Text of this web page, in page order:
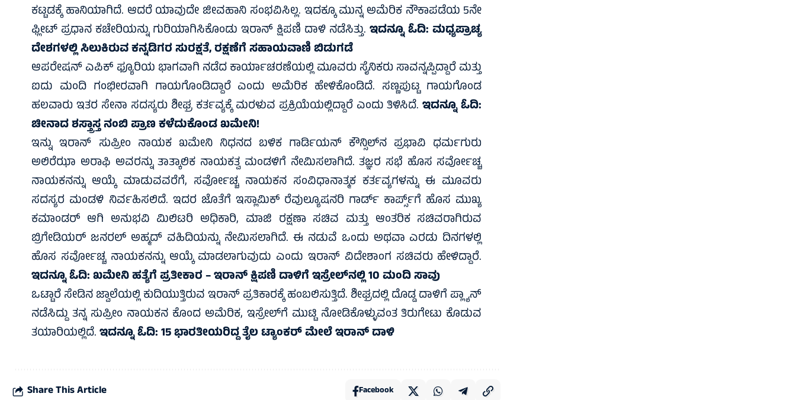
ಕಟ್ಟಡಕ್ಕೆ ಹಾನಿಯಾಗಿದೆ. ಆದರೆ ಯಾವುದೇ ಜೀವಹಾನಿ ಸಂಭವಿಸಿಲ್ಲ. ಇದಕ್ಕೂ ಮುನ್ನ ಅಮೆರಿಕ ನೌಕಾಪಡೆಯ 5ನೇ
ಫ್ಲೀಟ್ ಪ್ರಧಾನ ಕಚೇರಿಯನ್ನು ಗುರಿಯಾಗಿಸಿಕೊಂಡು ಇರಾನ್ ಕ್ಷಿಪಣಿ ದಾಳಿ ನಡೆಸಿತ್ತು.ಇದನ್ನೂ ಓದಿ:ಮಧ್ಯಪ್ರಾಚ್ಯ
ದೇಶಗಳಲ್ಲಿ ಸಿಲುಕಿರುವ ಕನ್ನಡಿಗರ ಸುರಕ್ಷತೆ, ರಕ್ಷಣೆಗೆ ಸಹಾಯವಾಣಿ ಬಿಡುಗಡೆ
ಆಪರೇಷನ್ ಎಪಿಕ್ ಫ್ಯೂರಿಯ ಭಾಗವಾಗಿ ನಡೆದ ಕಾರ್ಯಾಚರಣೆಯಲ್ಲಿ ಮೂವರು ಸೈನಿಕರು ಸಾವನ್ನಪ್ಪಿದ್ದಾರೆ ಮತ್ತು
ಐದು ಮಂದಿ ಗಂಭೀರವಾಗಿ ಗಾಯಗೊಂಡಿದ್ದಾರೆ ಎಂದು ಅಮೆರಿಕ ಹೇಳಿಕೊಂಡಿದೆ. ಸಣ್ಣಪುಟ್ಟ ಗಾಯಗೊಂಡ
ಹಲವಾರು ಇತರ ಸೇನಾ ಸದಸ್ಯರು ಶೀಘ್ರ ಕರ್ತವ್ಯಕ್ಕೆ ಮರಳುವ ಪ್ರಕ್ರಿಯೆಯಲ್ಲಿದ್ದಾರೆ ಎಂದು ತಿಳಿಸಿದೆ.ಇದನ್ನೂ ಓದಿ:
ಚೀನಾದ ಶಸ್ತ್ರಾಸ್ತ ನಂಬಿ ಪ್ರಾಣ ಕಳೆದುಕೊಂಡ ಖಮೇನಿ!
ಇನ್ನು ಇರಾನ್ ಸುಪ್ರೀಂ ನಾಯಕ ಖಮೇನಿ ನಿಧನದ ಬಳಿಕ ಗಾರ್ಡಿಯನ್ ಕೌನ್ಸಿಲ್‌ನ ಪ್ರಭಾವಿ ಧರ್ಮಗುರು
ಅಲಿರೆಝಾ ಅರಾಫಿ ಅವರನ್ನು ತಾತ್ಕಾಲಿಕ ನಾಯಕತ್ವ ಮಂಡಳಿಗೆ ನೇಮಿಸಲಾಗಿದೆ. ತಜ್ಞರ ಸಭೆ ಹೊಸ ಸರ್ವೋಚ್ಚ
ನಾಯಕನನ್ನು ಆಯ್ಕೆ ಮಾಡುವವರೆಗೆ, ಸರ್ವೋಚ್ಚ ನಾಯಕನ ಸಂವಿಧಾನಾತ್ಮಕ ಕರ್ತವ್ಯಗಳನ್ನು ಈ ಮೂವರು
ಸದಸ್ಯರ ಮಂಡಳಿ ನಿರ್ವಹಿಸಲಿದೆ. ಇದರ ಜೊತೆಗೆ ಇಸ್ಲಾಮಿಕ್ ರೆವುಲ್ಯೂಷನರಿ ಗಾರ್ಡ್ ಕಾರ್ಪ್ಸ್‌ಗೆ ಹೊಸ ಮುಖ್ಯ
ಕಮಾಂಡರ್ ಆಗಿ ಅನುಭವಿ ಮಿಲಿಟರಿ ಅಧಿಕಾರಿ, ಮಾಜಿ ರಕ್ಷಣಾ ಸಚಿವ ಮತ್ತು ಆಂತರಿಕ ಸಚಿವರಾಗಿರುವ
ಬ್ರಿಗೇಡಿಯರ್ ಜನರಲ್ ಅಹ್ಮದ್ ವಹಿದಿಯನ್ನು ನೇಮಿಸಲಾಗಿದೆ. ಈ ನಡುವೆ ಒಂದು ಅಥವಾ ಎರಡು ದಿನಗಳಲ್ಲಿ
ಹೊಸ ಸರ್ವೋಚ್ಚ ನಾಯಕನನ್ನು ಆಯ್ಕೆ ಮಾಡಲಾಗುವುದು ಎಂದು ಇರಾನ್ ವಿದೇಶಾಂಗ ಸಚಿವರು ಹೇಳಿದ್ದಾರೆ.
ಇದನ್ನೂ ಓದಿ:ಖಮೇನಿ ಹತ್ಯೆಗೆ ಪ್ರತೀಕಾರ – ಇರಾನ್‌ ಕ್ಷಿಪಣಿ ದಾಳಿಗೆ ಇಸ್ರೇಲ್‌ನಲ್ಲಿ 10 ಮಂದಿ ಸಾವು
ಒಟ್ಟಾರೆ ಸೇಡಿನ ಜ್ವಾಲೆಯಲ್ಲಿ ಕುದಿಯುತ್ತಿರುವ ಇರಾನ್ ಪ್ರತಿಕಾರಕ್ಕೆ ಹಂಬಲಿಸುತ್ತಿದೆ. ಶೀಘ್ರದಲ್ಲಿ ದೊಡ್ಡ ದಾಳಿಗೆ ಪ್ಲ್ಯಾನ್
ನಡೆಸಿದ್ದು ತನ್ನ ಸುಪ್ರೀಂ ನಾಯಕನ ಕೊಂದ ಅಮೆರಿಕ, ಇಸ್ರೇಲ್‌ಗೆ ಮುಟ್ಟಿ ನೋಡಿಕೊಳ್ಳುವಂತ ತಿರುಗೇಟು ಕೊಡುವ
ತಯಾರಿಯಲ್ಲಿದೆ.ಇದನ್ನೂ ಓದಿ:15 ಭಾರತೀಯರಿದ್ದ ತೈಲ ಟ್ಯಾಂಕರ್ ಮೇಲೆ ಇರಾನ್‌ ದಾಳಿ
Share This Article Facebook